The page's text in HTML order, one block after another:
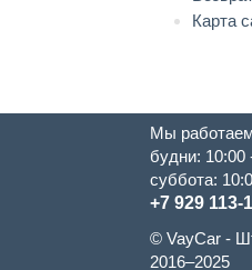
Карта
Мы
будни: 10:00
суббота:
+7 929 113-
© VayCar -
2016–2025